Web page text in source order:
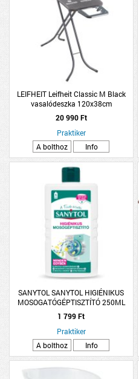
LEIFHEIT Leifheit Classic M Black
vasalódeszka 120x38cm
20 990 Ft
Praktiker
A bolthoz
Info
SANYTOL SANYTOL HIGIÉNIKUS
MOSOGATÓGÉPTISZTÍTÓ 250ML
1 799 Ft
Praktiker
A bolthoz
Info